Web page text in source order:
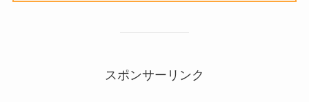
スポンサーリンク